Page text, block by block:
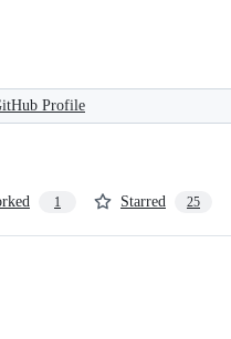
Profile
1 Starred 25